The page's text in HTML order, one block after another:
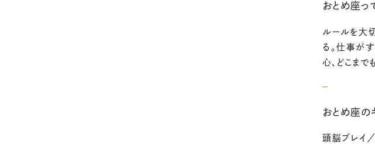
おとめ座っ
ルールを大
る。仕事が
心、どこまで
おとめ座の
頭脳プレイ